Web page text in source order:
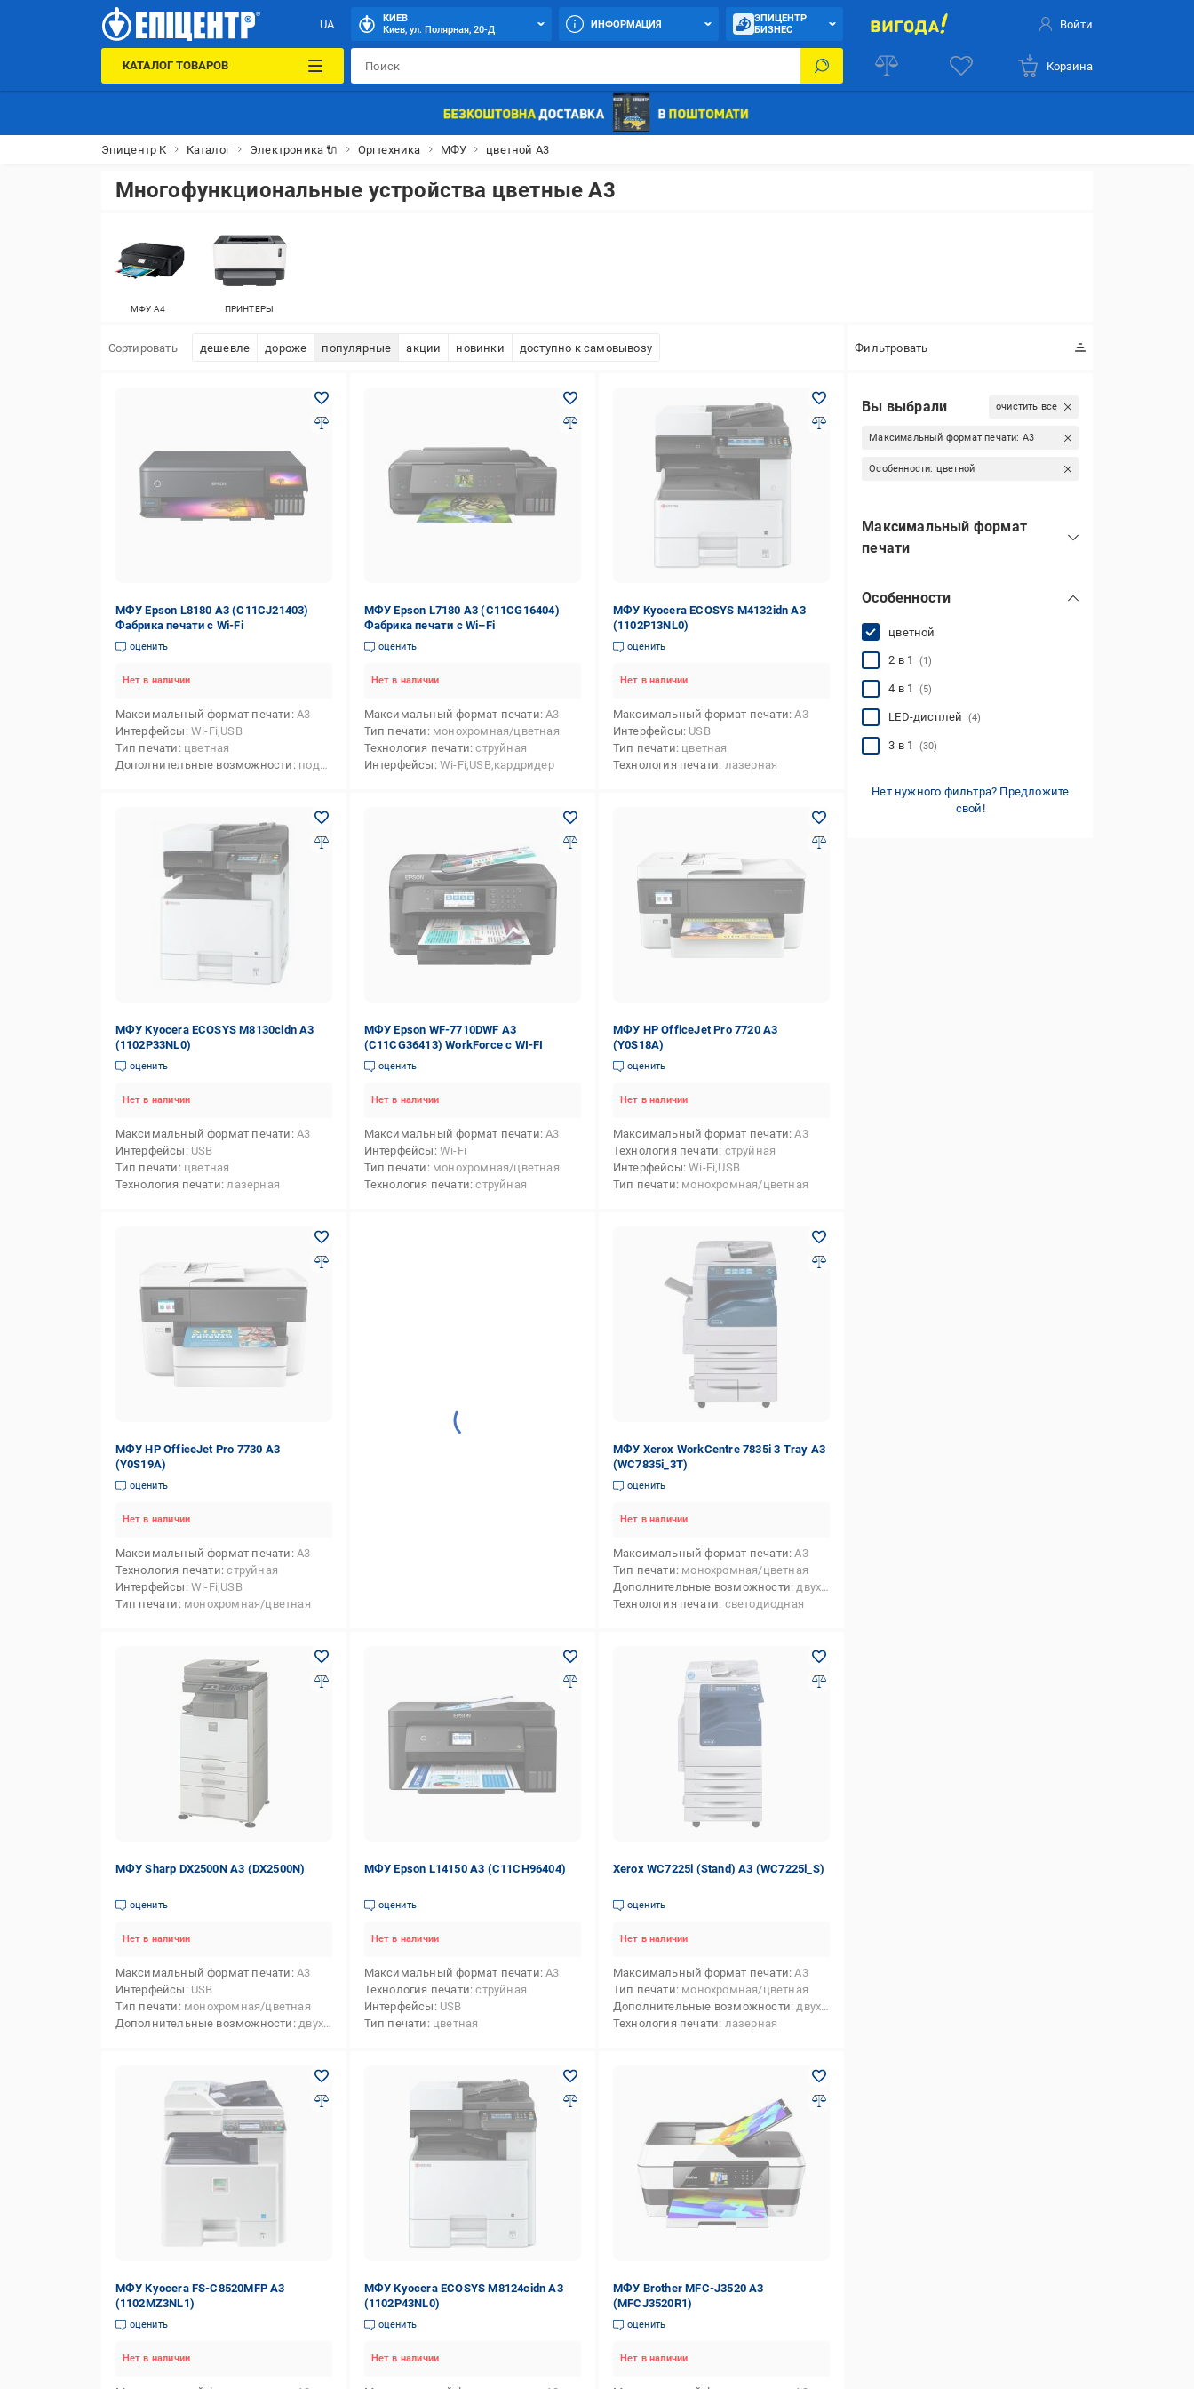
UA
КИЕВ
Киев, ул. Полярная, 20-Д
ИНФОРМАЦИЯ
ЭПИЦЕНТР
БИЗНЕС
Войти
КАТАЛОГ ТОВАРОВ Корзина
Эпицентр К Каталог Электроника 🔌 Оргтехника МФУ цветной А3
Многофункциональные устройства цветные А3
МФУ А4 ПРИНТЕРЫ
Сортировать дешевле дороже популярные акции новинки доступно к самовывозу Фильтровать
МФУ Epson L8180 А3 (C11CJ21403)
Фабрика печати с Wi-Fi
оценить
Нет в наличии
Максимальный формат печати А3
Интерфейсы Wi-Fi,USB
Тип печати цветная
Дополнительные возможности поддержка iPrint,поддержка Email Print,поддержка Epson Connect,поддержка Wi-Fi Direct,поддержка Wi-Fi Direct Multi-NIC,фотопечать,двосторонній друк, копіювання, сканування,печать на матовой бумаге,печать на глянцевой бумаге,печать на карточках,печать на конвертах
МФУ Epson L7180 А3 (C11CG16404)
Фабрика печати с Wi–Fi
оценить
Нет в наличии
Максимальный формат печати А3
Тип печати монохромная/цветная
Технология печати струйная
Интерфейсы Wi-Fi,USB,кардридер
МФУ Kyocera ECOSYS M4132idn А3
(1102P13NL0)
оценить
Нет в наличии
Максимальный формат печати А3
Интерфейсы USB
Тип печати цветная
Технология печати лазерная
МФУ Kyocera ECOSYS M8130cidn А3
(1102P33NL0)
оценить
Нет в наличии
Максимальный формат печати А3
Интерфейсы USB
Тип печати цветная
Технология печати лазерная
МФУ Epson WF-7710DWF А3
(C11CG36413) WorkForce c WI-FI
оценить
Нет в наличии
Максимальный формат печати А3
Интерфейсы Wi-Fi
Тип печати монохромная/цветная
Технология печати струйная
МФУ HP OfficeJet Pro 7720 А3
(Y0S18A)
оценить
Нет в наличии
Максимальный формат печати А3
Технология печати струйная
Интерфейсы Wi-Fi,USB
Тип печати монохромная/цветная
МФУ HP OfficeJet Pro 7730 А3
(Y0S19A)
оценить
Нет в наличии
Максимальный формат печати А3
Технология печати струйная
Интерфейсы Wi-Fi,USB
Тип печати монохромная/цветная
МФУ Xerox WorkCentre 7835i 3 Tray А3
(WC7835i_3T)
оценить
Нет в наличии
Максимальный формат печати А3
Тип печати монохромная/цветная
Дополнительные возможности двухсторонняя печать,Apple AirPrint,поддержка USB-накопителей,Mopria
Технология печати светодиодная
МФУ Sharp DX2500N А3 (DX2500N)
оценить
Нет в наличии
Максимальный формат печати А3
Интерфейсы USB
Тип печати монохромная/цветная
Дополнительные возможности двухсторонняя печать,печать на конвертах
МФУ Epson L14150 А3 (C11CH96404)
оценить
Нет в наличии
Максимальный формат печати А3
Технология печати струйная
Интерфейсы USB
Тип печати цветная
Xerox WC7225i (Stand) А3 (WC7225i_S)
оценить
Нет в наличии
Максимальный формат печати А3
Тип печати монохромная/цветная
Дополнительные возможности двухсторонняя печать,печать на глянцевой бумаге,печать на матовой бумаге,печать на карточках,печать на конвертах
Технология печати лазерная
МФУ Kyocera FS-C8520MFP А3
(1102MZ3NL1)
оценить
Нет в наличии
МФУ Kyocera ECOSYS M8124cidn А3
(1102P43NL0)
оценить
Нет в наличии
МФУ Brother MFC-J3520 А3
(MFCJ3520R1)
оценить
Нет в наличии
Вы выбрали очистить все
Максимальный формат печати: А3
Особенности: цветной
Максимальный формат
печати
А4(5)
Особенности
цветной
2 в 1 (1)
4 в 1 (5)
LED-дисплей (4)
3 в 1 (30)
Нет нужного фильтра? Предложите
свой!